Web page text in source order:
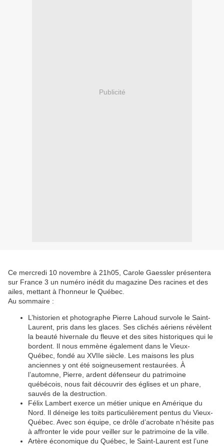
Publicité
Ce mercredi 10 novembre à 21h05, Carole Gaessler présentera
sur France 3 un numéro inédit du magazine Des racines et des
ailes, mettant à l'honneur le Québec.
Au sommaire :
L’historien et photographe Pierre Lahoud survole le Saint-
Laurent, pris dans les glaces. Ses clichés aériens révèlent
la beauté hivernale du fleuve et des sites historiques qui le
bordent. Il nous emmène également dans le Vieux-
Québec, fondé au XVIIe siècle. Les maisons les plus
anciennes y ont été soigneusement restaurées. À
l’automne, Pierre, ardent défenseur du patrimoine
québécois, nous fait découvrir des églises et un phare,
sauvés de la destruction.
Félix Lambert exerce un métier unique en Amérique du
Nord. Il déneige les toits particulièrement pentus du Vieux-
Québec. Avec son équipe, ce drôle d’acrobate n’hésite pas
à affronter le vide pour veiller sur le patrimoine de la ville.
Artère économique du Québec, le Saint-Laurent est l’une